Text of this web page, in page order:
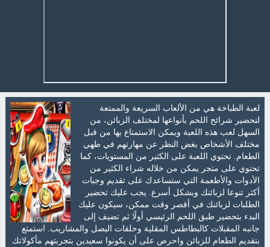
لعبة الطباخة هي من الألعاب السريعة والممتعة
لتحضير شرائح اللحم بأنواعها لمختلف الزبائن، من
السهل لعب هذه اللعبة ويمكن الاستمتاع بها من قبل
مختلف الأشخاص بغض النظر عن مهارتهم في طهي
الطعام. تحتوي اللعبة على الكثير من المستويات، كما
تحتوي على متجر يمكن من خلاله شراء الكثير من
الأدوات والأطعمة التي ستساعدك على تقديم وجبات
أكثر تنوعا لزبائنك وبشكل أسرع. يجب عليك تحضير
الطلبات لزبائنك في أقصر وقت ممكن، سيكون عليك
البدء بتحضير طبق اللحم الرئيسي أولًا ثم تضيف إلى
جانبه المقبلات كالبطاطس المقلية وحلقات البصل والمشاريب. استمتع
بتقديم الطعام للزبائن واحرص على أن يكونوا سعيدين بتجربتهم مأكولاتك